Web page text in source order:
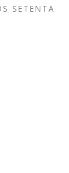
SETENTA